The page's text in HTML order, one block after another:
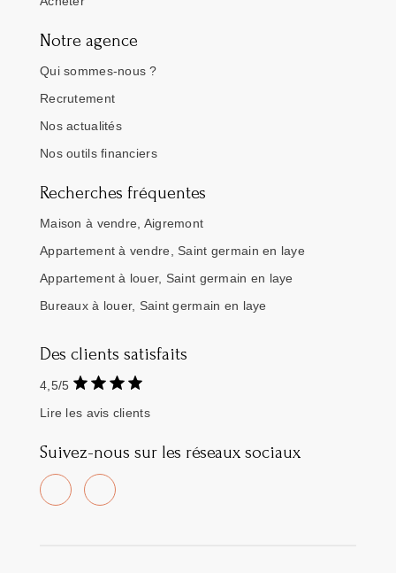
Notre agence
Qui sommes-nous ?
Recrutement
Nos actualités
Nos outils financiers
Recherches fréquentes
Maison à vendre, Aigremont
Appartement à vendre, Saint germain en laye
Appartement à louer, Saint germain en laye
Bureaux à louer, Saint germain en laye
Des clients satisfaits
4,5/5
Lire les avis clients
Suivez-nous sur les réseaux sociaux